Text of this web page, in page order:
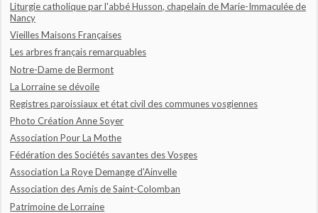
Liturgie catholique par l'abbé Husson, chapelain de Marie-Immaculée de
Nancy
Vieilles Maisons Françaises
Les arbres français remarquables
Notre-Dame de Bermont
La Lorraine se dévoile
Registres paroissiaux et état civil des communes vosgiennes
Photo Création Anne Soyer
Association Pour La Mothe
Fédération des Sociétés savantes des Vosges
Association La Roye Demange d'Ainvelle
Association des Amis de Saint-Colomban
Patrimoine de Lorraine